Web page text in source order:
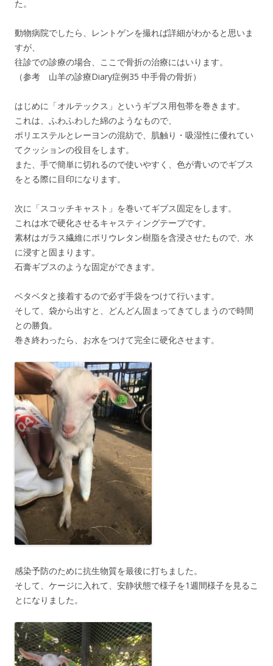
た。
動物病院でしたら、レントゲンを撮れば詳細がわかると思いま
すが、
往診での診療の場合、ここで骨折の治療にはいります。
（参考 山羊の診療Diary症例35 中手骨の骨折）
はじめに「オルテックス」というギブス用包帯を巻きます。
これは、ふわふわした綿のようなもので、
ポリエステルとレーヨンの混紡で、肌触り・吸湿性に優れてい
てクッションの役目をします。
また、手で簡単に切れるので使いやすく、色が青いのでギブス
をとる際に目印になります。
次に「スコッチキャスト」を巻いてギブス固定をします。
これは水で硬化させるキャスティングテープです。
素材はガラス繊維にポリウレタン樹脂を含浸させたもので、水
に浸すと固まります。
石膏ギブスのような固定ができます。
ベタベタと接着するので必ず手袋をつけて行います。
そして、袋から出すと、どんどん固まってきてしまうので時間
との勝負。
巻き終わったら、お水をつけて完全に硬化させます。
感染予防のために抗生物質を最後に打ちました。
そして、ケージに入れて、安静状態で様子を1週間様子を見るこ
とになりました。